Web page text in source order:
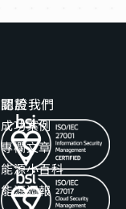
關於我們
成功案例
專欄文章
能源小百科
能源週報
認證